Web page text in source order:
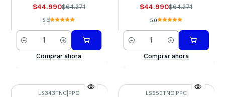
$44.990$64.271
5.0
Cantidad
Comprar ahora
$44.990$64.271
5.0
Cantidad
Comprar ahora
LS343TNC PPC LS550TNC| PPC